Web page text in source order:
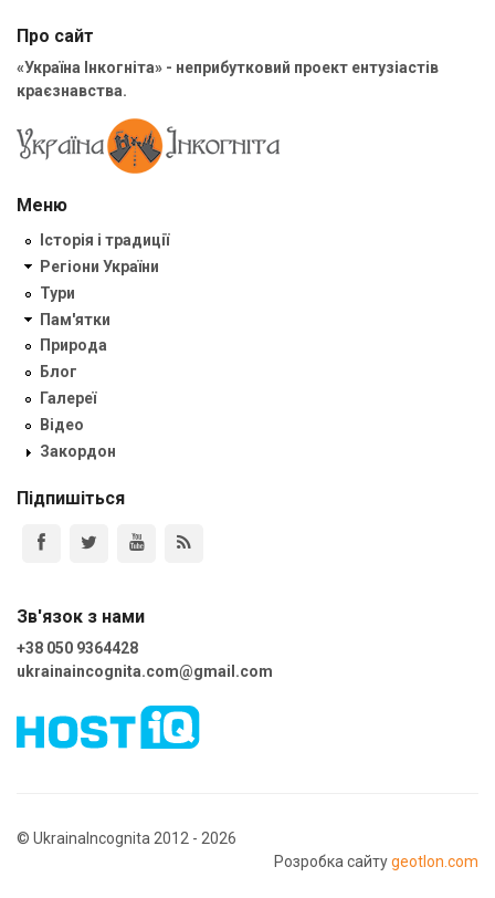
Про сайт
«Україна Інкогніта» - неприбутковий проект ентузіастів
краєзнавства.
Меню
Історія і традиції
Регіони України
Тури
Пам'ятки
Природа
Блог
Галереї
Відео
Закордон
Підпишіться
Зв'язок з нами
+38 050 9364428
ukrainaincognita.com@gmail.com
© UkrainaIncognita 2012 - 2026
Розробка сайтуgeotlon.com